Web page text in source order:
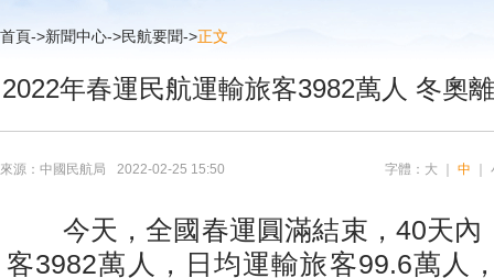
首頁->新聞中心->民航要聞->正文
2022年春運民航運輸旅客3982萬人 冬奧
來源：中國民航局 2022-02-25 15:50 字體： 大 中
今天，全國春運圓滿結束，40天內
客3982萬人，日均運輸旅客99.6萬人
按
Alt
波
开